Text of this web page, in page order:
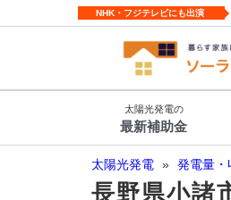
NHK・フジテレビにも出演
太陽光発電の
最新補助金
太陽光発電 » 発電量・
長野県小諸